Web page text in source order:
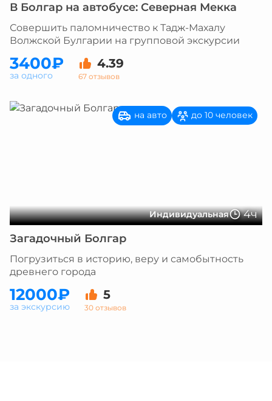
В Болгар на автобусе: Северная Мекка
Совершить паломничество к Тадж-Махалу
Волжской Булгарии на групповой экскурсии
3400₽ 4.39
67 отзывов
за одного
Индивидуальная 4ч
на авто до 10 человек
Загадочный Болгар
Погрузиться в историю, веру и самобытность
древнего города
12000₽ 5
30 отзывов
за экскурсию